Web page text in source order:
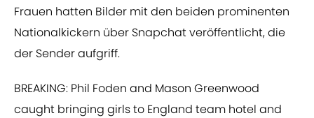
Frauen hatten Bilder mit den beiden prominenten
Nationalkickern über Snapchat veröffentlicht, die
der Sender aufgriff.
BREAKING: Phil Foden and Mason Greenwood
caught bringing girls to England team hotel and